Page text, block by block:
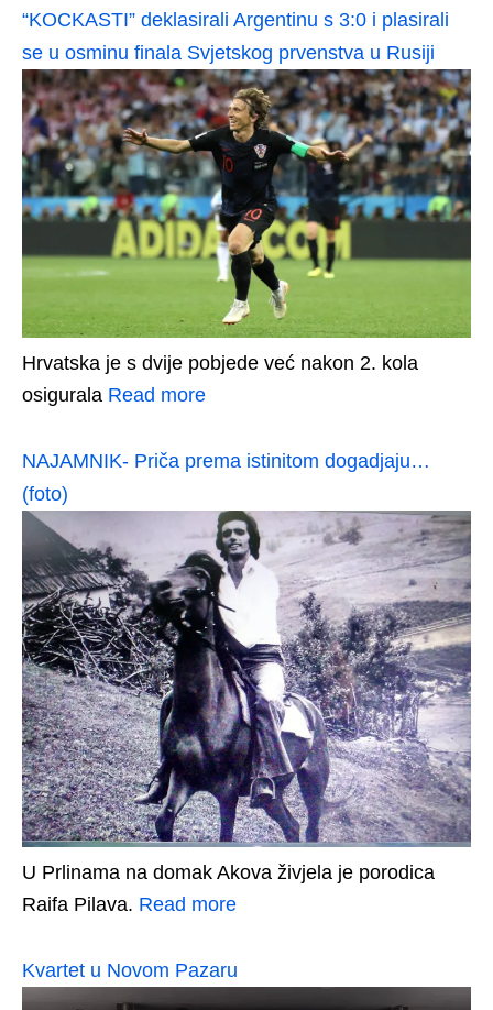
“KOCKASTI” deklasirali Argentinu s 3:0 i plasirali
se u osminu finala Svjetskog prvenstva u Rusiji
Hrvatska je s dvije pobjede već nakon 2. kola
osigurala Read more
NAJAMNIK- Priča prema istinitom dogadjaju…
(foto)
U Prlinama na domak Akova živjela je porodica
Raifa Pilava. Read more
Kvartet u Novom Pazaru